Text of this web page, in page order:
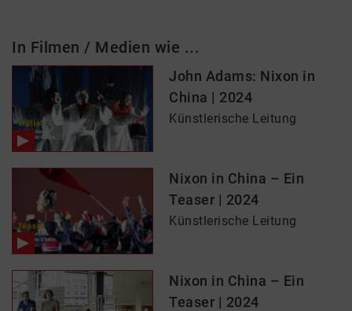
In Filmen / Medien wie ...
John Adams: Nixon in
China | 2024
Künstlerische Leitung
Nixon in China – Ein
Teaser | 2024
Künstlerische Leitung
Nixon in China – Ein
Teaser | 2024